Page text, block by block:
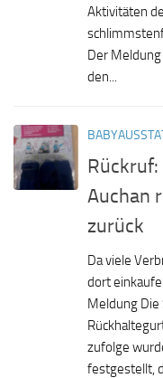
Aktivitäten
Der
den...
Auchan
zurück
Da viele
dort
Meldung
zufolge
festgestellt,